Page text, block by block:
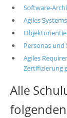
Software-
Agiles
Personas
Agiles
Zertifizierung
Alle